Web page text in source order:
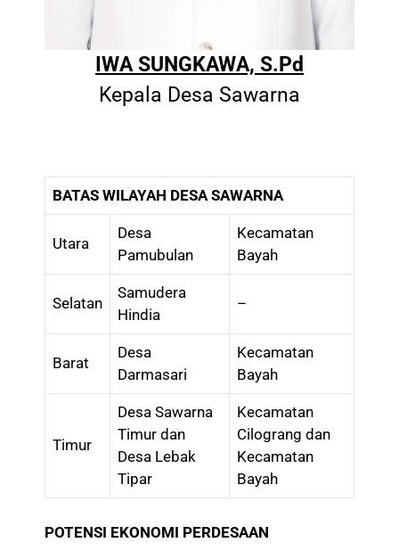
IWA SUNGKAWA, S.Pd
Kepala Desa Sawarna
BATAS WILAYAH DESA SAWARNA
Utara
Desa
Pamubulan
Kecamatan
Bayah
Selatan
Samudera
Hindia
–
Barat
Desa
Darmasari
Kecamatan
Bayah
Timur
Desa Sawarna
Timur dan
Desa Lebak
Tipar
Kecamatan
Cilograng dan
Kecamatan
Bayah
POTENSI EKONOMI PERDESAAN